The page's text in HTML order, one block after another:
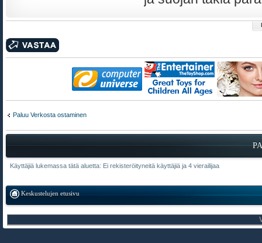
Kirjoita vastaus
Paluu Verkosta ostaminen
Käyttäjiä lukemassa tätä aluetta: Ei rekisteröityneitä käyttäjiä ja 4 vierailijaa
Keskustelujen etusivu